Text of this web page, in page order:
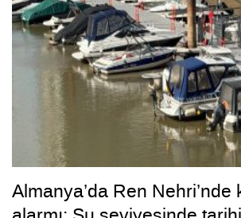
Almanya’da Ren Nehri’nde